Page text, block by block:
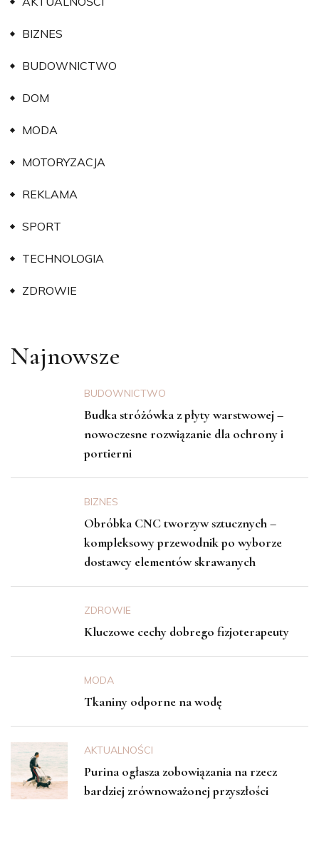
BIZNES
BUDOWNICTWO
DOM
MODA
MOTORYZACJA
REKLAMA
SPORT
TECHNOLOGIA
ZDROWIE
BUDOWNICTWO
Budka stróżówka z płyty warstwowej –
nowoczesne rozwiązanie dla ochrony i
BIZNES
Obróbka CNC tworzyw sztucznych –
kompleksowy przewodnik po wyborze
dostawcy elementów skrawanych
ZDROWIE
Kluczowe cechy dobrego fizjoterapeuty
MODA
Tkaniny odporne na wodę
AKTUALNOŚCI
Purina ogłasza zobowiązania na rzecz
bardziej zrównoważonej przyszłości